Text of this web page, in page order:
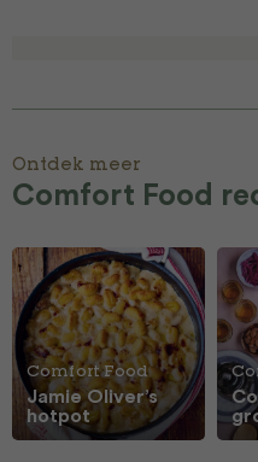
Ontdek meer
Comfort Food
Comfort Food
Jamie Oliver’s
hotpot